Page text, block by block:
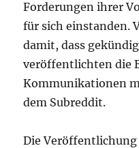
Forderungen ihrer
für sich einstanden.
damit, dass
veröffentlichten die
Kommunikationen
dem Subreddit.
Die Veröffentlichung